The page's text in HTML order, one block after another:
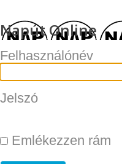
Napút Online
Felhasználónév
Jelszó
Emlékezzen rám